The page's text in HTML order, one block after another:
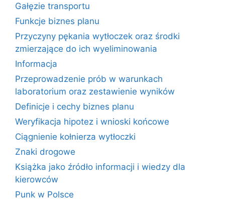
Gałęzie transportu
Funkcje biznes planu
Przyczyny pękania wytłoczek oraz środki
zmierzające do ich wyeliminowania
Informacja
Przeprowadzenie prób w warunkach
laboratorium oraz zestawienie wyników
Definicje i cechy biznes planu
Weryfikacja hipotez i wnioski końcowe
Ciągnienie kołnierza wytłoczki
Znaki drogowe
Książka jako źródło informacji i wiedzy dla
kierowców
Punk w Polsce